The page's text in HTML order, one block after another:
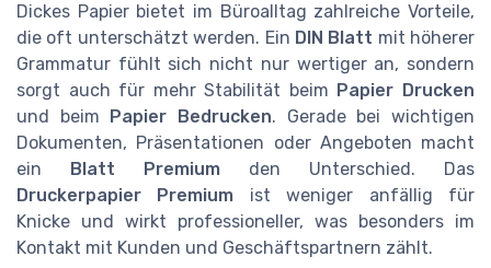
Dickes Papier bietet im Büroalltag zahlreiche Vorteile,
die oft unterschätzt werden. Ein DIN Blatt mit höherer
Grammatur fühlt sich nicht nur wertiger an, sondern
sorgt auch für mehr Stabilität beim Papier Drucken
und beim Papier Bedrucken. Gerade bei wichtigen
Dokumenten, Präsentationen oder Angeboten macht
ein Blatt Premium den Unterschied. Das
Druckerpapier Premium ist weniger anfällig für
Knicke und wirkt professioneller, was besonders im
Kontakt mit Kunden und Geschäftspartnern zählt.